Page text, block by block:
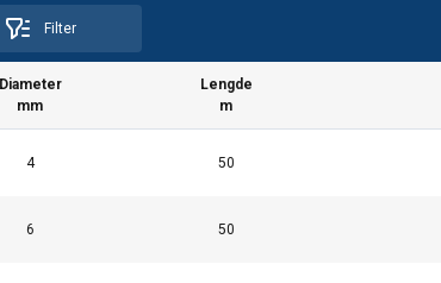
Filter
Diameter
mm
Lengde
m
4 50
6 50